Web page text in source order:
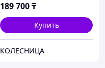
189 700₸
Купить
КОЛЕСНИЦА